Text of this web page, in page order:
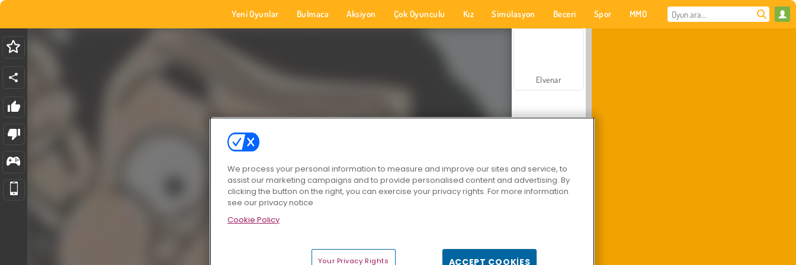
Yeni Oyunlar Bulmaca Aksiyon Çok Oyunculu Kız Simülasyon Beceri Spor MMO
Elvenar
We process your personal information to measure and improve our sites and service, to
assist our marketing campaigns and to provide personalised content and advertising. By
clicking the button on the right, you can exercise your privacy rights. For more information
see our privacy notice
Cookie Policy
Your Privacy Rights ACCEPT COOKIES